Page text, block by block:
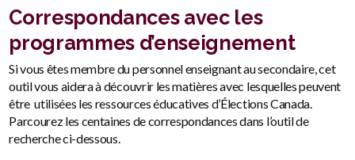
are
here
:Correspondances avec les
programmes d’enseignement
Si vous êtes membre du personnel enseignant au secondaire, cet
outil vous aidera à découvrir les matières avec lesquelles peuvent
être utilisées les ressources éducatives d’Élections Canada.
Parcourez les centaines de correspondances dans l’outil de
recherche ci-dessous.